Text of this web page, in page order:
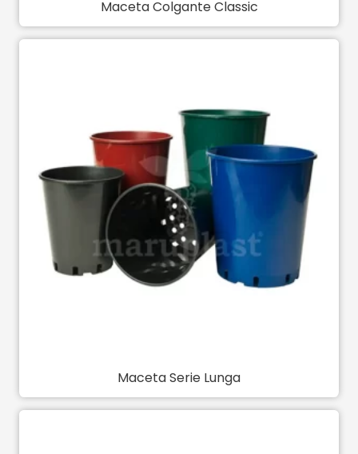
Maceta Colgante Classic
Maceta Serie Lunga